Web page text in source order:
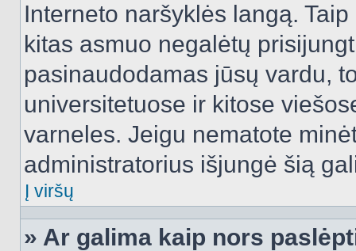
Interneto naršyklės langą.
kitas asmuo negalėtų
pasinaudodamas jūsų vardu,
universitetuose ir kitose
varneles. Jeigu nematote
administratorius išjungė šią
Į viršų
» Ar galima kaip nors